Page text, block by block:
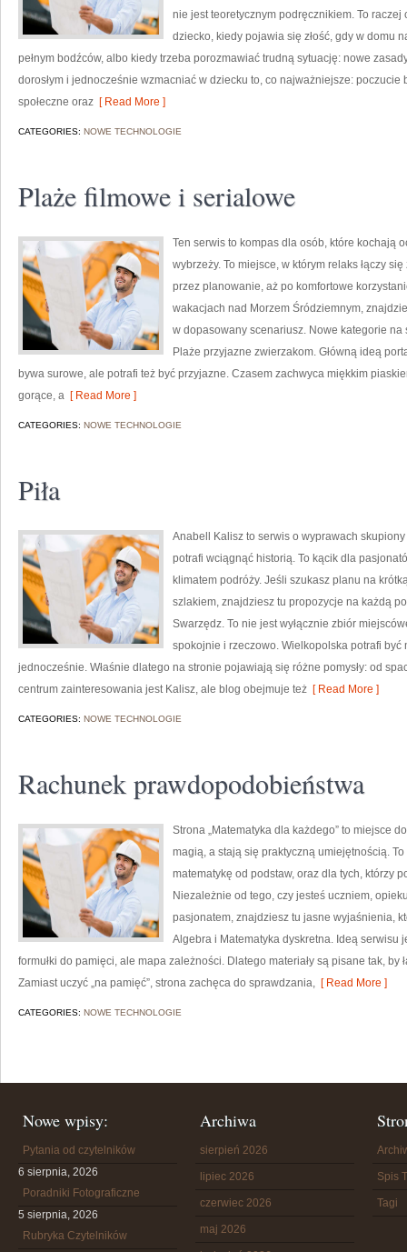
nie jest teoretycznym podręcznikiem. To
dziecko, kiedy pojawia się złość, gdy w domu
pełnym bodźców, albo kiedy trzeba porozmawiać trudną sytuację: nowe
dorosłym i jednocześnie wzmacniać w dziecku to, co najważniejsze:
społeczne oraz [ Read More ]
CATEGORIES: NOWE TECHNOLOGIE
Plaże filmowe i serialowe
Ten serwis to kompas dla osób, które kochają
wybrzeży. To miejsce, w którym relaks łączy
przez planowanie, aż po komfortowe
wakacjach nad Morzem Śródziemnym,
w dopasowany scenariusz. Nowe kategorie na
Plaże przyjazne zwierzakom. Główną ideą
bywa surowe, ale potrafi też być przyjazne. Czasem zachwyca miękkim
gorące, a [ Read More ]
CATEGORIES: NOWE TECHNOLOGIE
Piła
Anabell Kalisz to serwis o wyprawach
potrafi wciągnąć historią. To kącik dla
klimatem podróży. Jeśli szukasz planu na
szlakiem, znajdziesz tu propozycje na każdą
Swarzędz. To nie jest wyłącznie zbiór
spokojnie i rzeczowo. Wielkopolska potrafi być
jednocześnie. Właśnie dlatego na stronie pojawiają się różne pomysły: od
centrum zainteresowania jest Kalisz, ale blog obejmuje też [ Read More ]
CATEGORIES: NOWE TECHNOLOGIE
Rachunek prawdopodobieństwa
Strona „Matematyka dla każdego” to miejsce
magią, a stają się praktyczną umiejętnością.
matematykę od podstaw, oraz dla tych, którzy
Niezależnie od tego, czy jesteś uczniem,
pasjonatem, znajdziesz tu jasne wyjaśnienia,
Algebra i Matematyka dyskretna. Ideą serwisu
formułki do pamięci, ale mapa zależności. Dlatego materiały są pisane tak, by
Zamiast uczyć „na pamięć”, strona zachęca do sprawdzania, [ Read More ]
CATEGORIES: NOWE TECHNOLOGIE
Nowe wpisy:
Pytania od czytelników
6 sierpnia, 2026
Poradniki Fotograficzne
5 sierpnia, 2026
Rubryka Czytelników
Archiwa
sierpień 2026
lipiec 2026
czerwiec 2026
maj 2026
Spis
Tagi